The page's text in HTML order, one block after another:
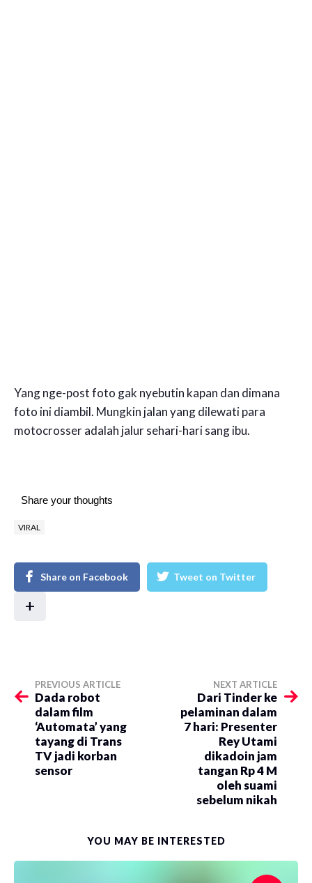
Yang nge-post foto gak nyebutin kapan dan dimana
foto ini diambil. Mungkin jalan yang dilewati para
motocrosser adalah jalur sehari-hari sang ibu.
Share your thoughts
VIRAL
Share on Facebook Tweet on Twitter
+
PREVIOUS ARTICLE
Dada robot
dalam film
‘Automata’ yang
tayang di Trans
TV jadi korban
sensor
NEXT ARTICLE
Dari Tinder ke
pelaminan dalam
7 hari: Presenter
Rey Utami
dikadoin jam
tangan Rp 4 M
oleh suami
sebelum nikah
YOU MAY BE INTERESTED